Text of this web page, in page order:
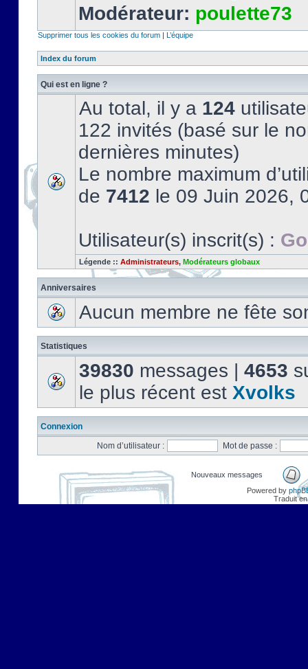
Modérateur: poulette73
Supprimer tous les cookies du forum | L’équipe
Index du forum
Qui est en ligne ?
Au total, il y a 124
122 invités (basé sur le
dernières minutes)
Le nombre maximum
de 7412 le 09 Juin 2026,
Utilisateur(s) inscrit(s) :
Légende :: Administrateurs, Modérateurs globaux
Anniversaires
Aucun membre ne fête
Statistiques
39830 messages | 4653
le plus récent est Xvolks
Connexion
Nom d’utilisateur :
Mot de passe :
Nouveaux messages
Powered by
Traduit